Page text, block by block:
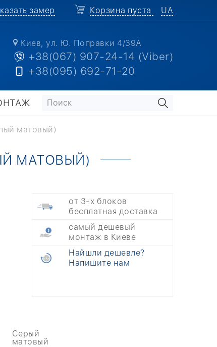
замер Корзина пуста UA
Киев, ул. Ю. Поправки 4/39А
+38(067) 907-24-14 (Viber)
+38(095) 692-71-20
матовый)
МАТОВЫЙ)
от 3-х блоков
бесплатная доставка
самый дешевый
монтаж в Киеве
Найшли дешевле?
Напишите нам
Серый
матовый